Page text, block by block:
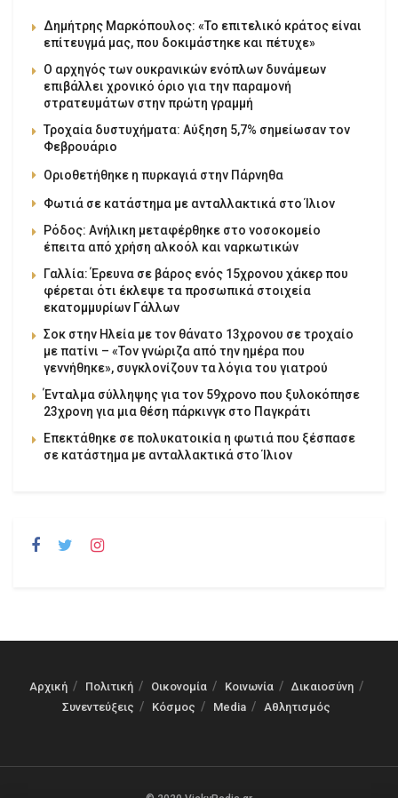
Δημήτρης Μαρκόπουλος: «Το επιτελικό κράτος είναι
επίτευγμά μας, που δοκιμάστηκε και πέτυχε»
Ο αρχηγός των ουκρανικών ενόπλων δυνάμεων
επιβάλλει χρονικό όριο για την παραμονή
στρατευμάτων στην πρώτη γραμμή
Τροχαία δυστυχήματα: Αύξηση 5,7% σημείωσαν τον
Φεβρουάριο
Οριοθετήθηκε η πυρκαγιά στην Πάρνηθα
Φωτιά σε κατάστημα με ανταλλακτικά στο Ίλιον
Ρόδος: Ανήλικη μεταφέρθηκε στο νοσοκομείο
έπειτα από χρήση αλκοόλ και ναρκωτικών
Γαλλία: Έρευνα σε βάρος ενός 15χρονου χάκερ που
φέρεται ότι έκλεψε τα προσωπικά στοιχεία
εκατομμυρίων Γάλλων
Σοκ στην Ηλεία με τον θάνατο 13χρονου σε τροχαίο
με πατίνι – «Τον γνώριζα από την ημέρα που
γεννήθηκε», συγκλονίζουν τα λόγια του γιατρού
Ένταλμα σύλληψης για τον 59χρονο που ξυλοκόπησε
23χρονη για μια θέση πάρκινγκ στο Παγκράτι
Επεκτάθηκε σε πολυκατοικία η φωτιά που ξέσπασε
σε κατάστημα με ανταλλακτικά στο Ίλιον
Αρχική Πολιτική Οικονομία Κοινωνία
Δικαιοσύνη
Συνεντεύξεις
Κόσμος Media Αθλητισμός